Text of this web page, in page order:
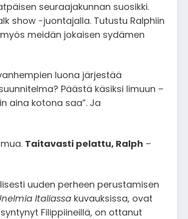
seuraajakunnan suosikki.
show -juontajalla. Tutustu Ralphiin
meidän jokaisen sydämen
luona järjestää
Päästä käsiksi limuun –
aina kotona saa”. Ja
Taitavasti pelattu, Ralph –
uuden perheen perustamisen
Italiassa kuvauksissa, ovat
Filippiineillä, on ottanut